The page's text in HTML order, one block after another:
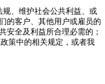
、维护社会公共利益、或
的客户、其他用户或雇员的
安全及利益所合理必需的；
策中的相关规定，或者我